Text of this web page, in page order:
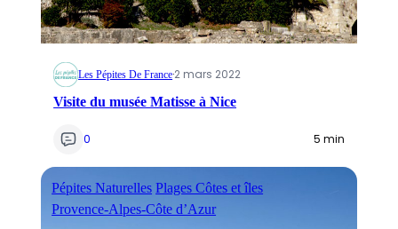
Les Pépites De France·2 mars 2022
Visite du musée Matisse à Nice
0 5 min
Pépites Naturelles Plages Côtes et îles
Provence-Alpes-Côte d’Azur